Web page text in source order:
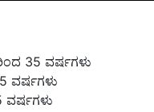
35 ವರ್ಷಗಳು
ವರ್ಷಗಳು